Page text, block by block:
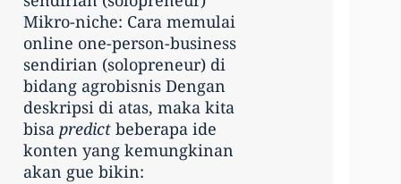
Mikro-niche: Cara memulai
online one-person-business
sendirian (solopreneur) di
bidang agrobisnis Dengan
deskripsi di atas, maka kita
bisa predict beberapa ide
konten yang kemungkinan
akan gue bikin: